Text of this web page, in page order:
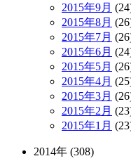
2015年9月
2015年8月
2015年7月
2015年6月
2015年5月
2015年4月
2015年3月
2015年2月
2015年1月
2014年 (308)